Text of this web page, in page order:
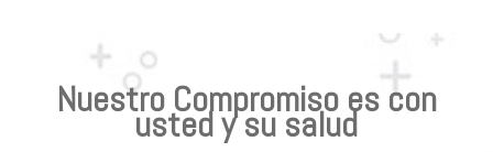
Nuestro Compromiso es con
usted y su salud